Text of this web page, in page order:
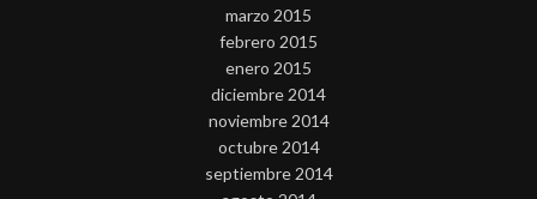
marzo 2015
febrero 2015
enero 2015
diciembre 2014
noviembre 2014
octubre 2014
septiembre 2014